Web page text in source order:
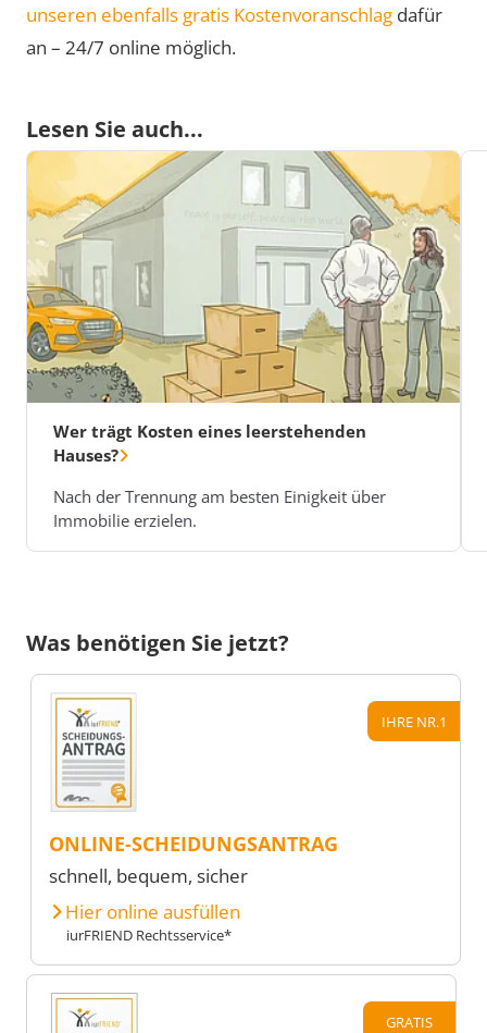
unseren ebenfalls gratis Kostenvoranschlag dafür
an – 24/7 online möglich.
Lesen Sie auch...
Wer trägt Kosten eines leerstehenden
Hauses?
Nach der Trennung am besten Einigkeit über
Immobilie erzielen.
Was benötigen Sie jetzt?
IHRE NR.1
ONLINE-SCHEIDUNGSANTRAG
schnell, bequem, sicher
Hier online ausfüllen
iurFRIEND Rechtsservice*
GRATIS